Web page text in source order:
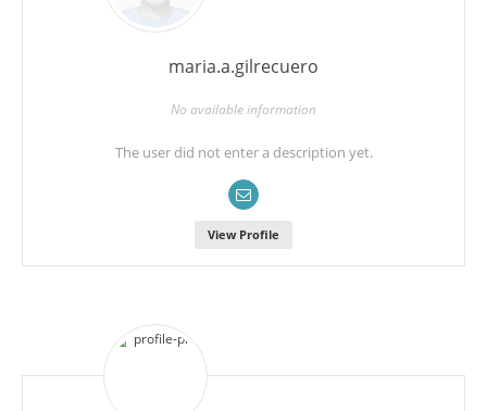
maria.a.gilrecuero
No available information
The user did not enter a description yet.
View Profile